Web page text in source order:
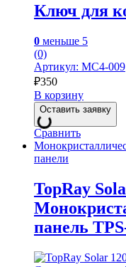
Ключ для
0 меньше 5
(0)
Артикул: MC4-009
₽350
В корзину
Оставить заявку
Сравнить
панели
TopRay
панель